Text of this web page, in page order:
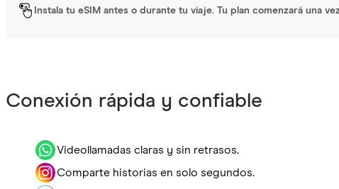
Instala tu eSIM antes o durante tu viaje. Tu plan comenzará una
Conexión rápida y confiable
Videollamadas claras y sin retrasos.
Comparte historias en solo segundos.